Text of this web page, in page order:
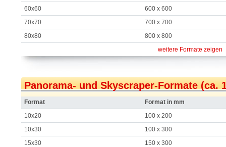
60x60
600 x 600
70x70
700 x 700
80x80
800 x 800
weitere Formate zeigen
Panorama- und Skyscraper-Formate (ca.
Format
Format in mm
10x20
100 x 200
10x30
100 x 300
15x30
150 x 300